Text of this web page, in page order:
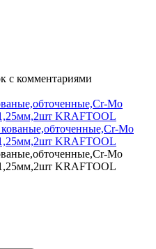
с комментариями
Mo
KRAFTOOL
Mo
KRAFTOOL